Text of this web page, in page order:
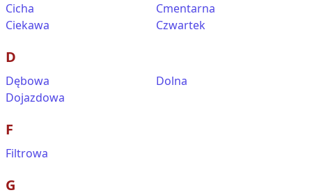
Cicha
Ciekawa
Cmentarna
Czwartek
D
Dębowa
Dojazdowa
Dolna
F
Filtrowa
G